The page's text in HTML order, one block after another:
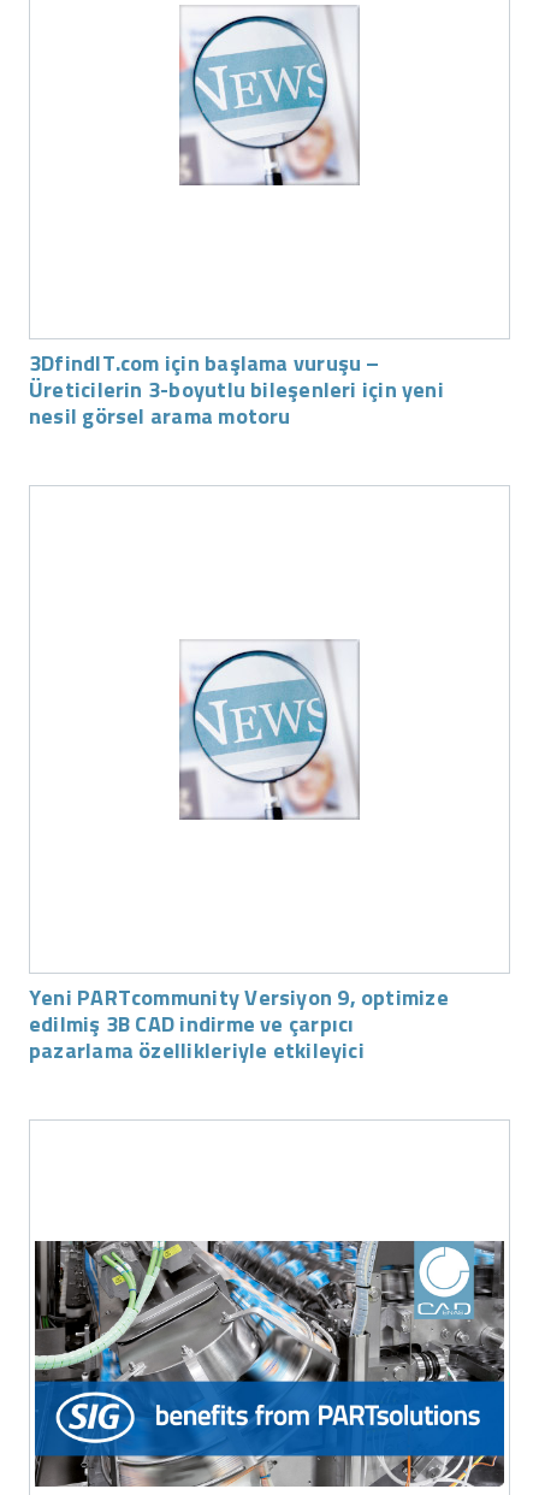
3DfindIT.com için başlama vuruşu –
Üreticilerin 3-boyutlu bileşenleri için yeni
nesil görsel arama motoru
Yeni PARTcommunity Versiyon 9, optimize
edilmiş 3B CAD indirme ve çarpıcı
pazarlama özellikleriyle etkileyici